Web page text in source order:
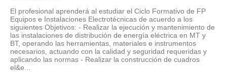
El profesional aprenderá al estudiar el Ciclo Formativo de FP
Equipos e Instalaciones Electrotécnicas de acuerdo a los
siguientes Objetivos: - Realizar la ejecución y mantenimiento de
las instalaciones de distribución de energía eléctrica en MT y
BT, operando las herramientas, materiales e instrumentos
necesarios, actuando con la calidad y seguridad requeridas y
aplicando las normas - Realizar la construcción de cuadros
el&e...